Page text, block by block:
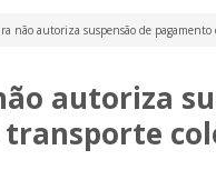
não autoriza suspensão de
autoriza